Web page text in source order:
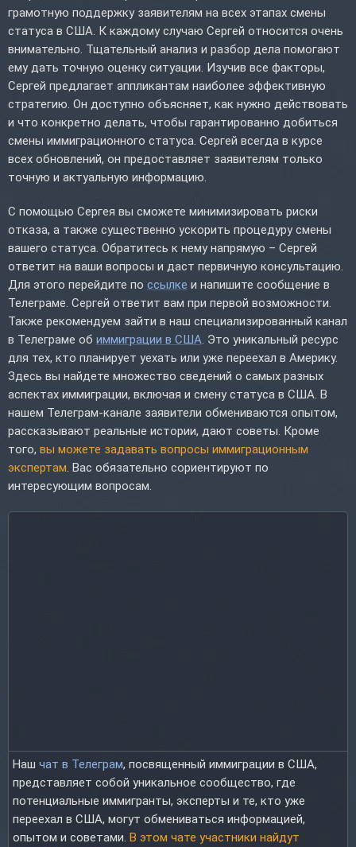
грамотную поддержку заявителям на всех этапах смены
статуса в США. К каждому случаю Сергей относится очень
внимательно. Тщательный анализ и разбор дела помогают
ему дать точную оценку ситуации. Изучив все факторы,
Сергей предлагает аппликантам наиболее эффективную
стратегию. Он доступно объясняет, как нужно действовать
и что конкретно делать, чтобы гарантированно добиться
смены иммиграционного статуса. Сергей всегда в курсе
всех обновлений, он предоставляет заявителям только
точную и актуальную информацию.
С помощью Сергея вы сможете минимизировать риски
отказа, а также существенно ускорить процедуру смены
вашего статуса. Обратитесь к нему напрямую – Сергей
ответит на ваши вопросы и даст первичную консультацию.
Для этого перейдите по ссылке и напишите сообщение в
Телеграме. Сергей ответит вам при первой возможности.
Также рекомендуем зайти в наш специализированный канал
в Телеграме об иммиграции в США . Это уникальный ресурс
для тех, кто планирует уехать или уже переехал в Америку.
Здесь вы найдете множество сведений о самых разных
аспектах иммиграции, включая и смену статуса в США. В
нашем Телеграм-канале заявители обмениваются опытом,
рассказывают реальные истории, дают советы. Кроме
того, вы можете задавать вопросы иммиграционным
экспертам . Вас обязательно сориентируют по
интересующим вопросам.
Наш чат в Телеграм, посвященный иммиграции в США,
представляет собой уникальное сообщество, где
потенциальные иммигранты, эксперты и те, кто уже
переехал в США, могут обмениваться информацией,
опытом и советами. В этом чате участники найдут